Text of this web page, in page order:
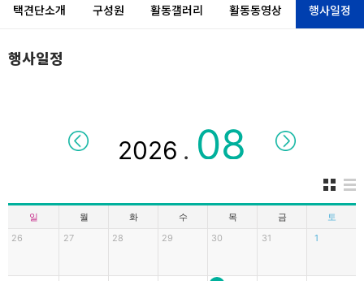
택견단소개 구성원 활동갤러리 활동동영상 행사일정
행사일정
.
일 월 화 수 목 금
토
26
27 28 29 30 31 1